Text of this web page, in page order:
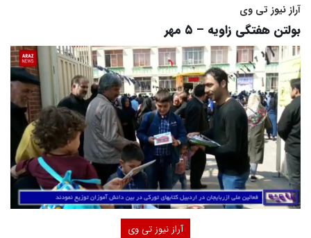
آراز نیوز تی وی
بولتن هفتگی زاویه – ۵ مهر
آراز نیوز تی وی